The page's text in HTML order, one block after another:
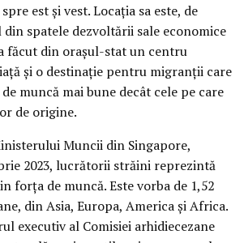
est și vest. Locația sa este, de
din spatele dezvoltării sale economice
făcut din orașul-stat un centru
și o destinație pentru migranții care
muncă mai bune decât cele pe care
de origine.
Muncii din Singapore,
2023, lucrătorii străini reprezintă
forța de muncă. Este vorba de 1,52
din Asia, Europa, America și Africa.
executiv al Comisiei arhidiecezane